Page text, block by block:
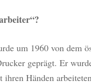
um 1960 von dem
geprägt. Er
Händen